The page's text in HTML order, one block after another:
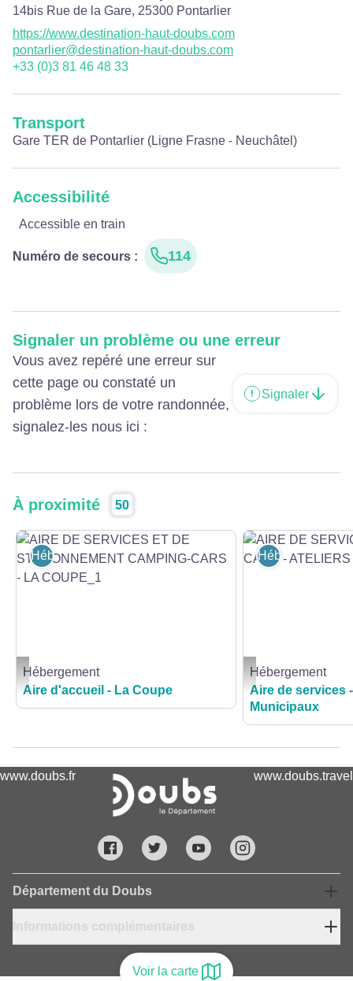
Voir la carte
14bis Rue de la Gare, 25300 Pontarlier
https://www.destination-haut-doubs.com
pontarlier@destination-haut-doubs.com
+33 (0)3 81 46 48 33
Transport
Gare TER de Pontarlier (Ligne Frasne - Neuchâtel)
Accessibilité
Accessible en train
Numéro de secours : 114
Signaler un problème ou une erreur
Vous avez repéré une erreur sur
cette page ou constaté un
problème lors de votre randonnée,
signalez-les nous ici :
Signaler
À proximité 50
AIRE DE SERVICES ET DE STATIONNEMENT CAMPING-CARS - LA
Hébergement
Hébergement
Aire d'accueil - La Coupe
AIRE DE SERVICES
Hébergement
Hébergement
Aire de services
Municipaux
www.doubs.fr www.doubs.travel
Département du Doubs
Informations complémentaires